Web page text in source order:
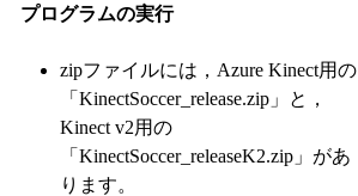
プログラムの実行
zipファイルには，Azure Kinect用の
「KinectSoccer_release.zip」と，
Kinect v2用の
「KinectSoccer_releaseK2.zip」があ
ります。